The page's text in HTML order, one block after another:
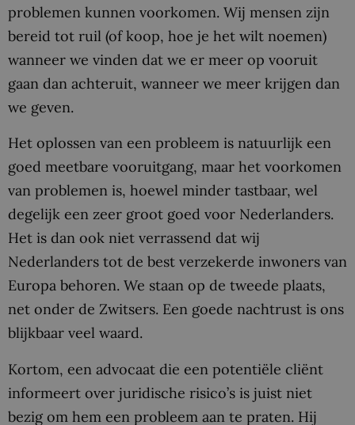
problemen kunnen voorkomen. Wij mensen zijn
bereid tot ruil (of koop, hoe je het wilt noemen)
wanneer we vinden dat we er meer op vooruit
gaan dan achteruit, wanneer we meer krijgen dan
we geven.
Het oplossen van een probleem is natuurlijk een
goed meetbare vooruitgang, maar het voorkomen
van problemen is, hoewel minder tastbaar, wel
degelijk een zeer groot goed voor Nederlanders.
Het is dan ook niet verrassend dat wij
Nederlanders tot de best verzekerde inwoners van
Europa behoren. We staan op de tweede plaats,
net onder de Zwitsers. Een goede nachtrust is ons
blijkbaar veel waard.
Kortom, een advocaat die een potentiële cliënt
informeert over juridische risico’s is juist niet
bezig om hem een probleem aan te praten. Hij